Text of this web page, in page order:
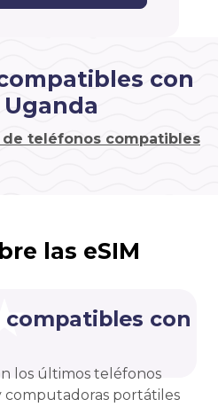
con
Uganda
de teléfonos compatibles
las eSIM
compatibles con
los últimos teléfonos
computadoras portátiles